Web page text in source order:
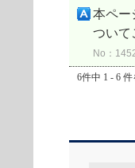
本ペー
ついて
No：
6件中 1 - 6